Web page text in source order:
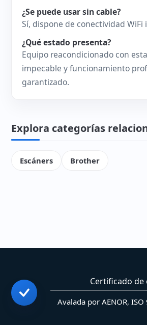
¿Se puede usar sin cable?
Sí, dispone de conectividad WiFi
¿Qué estado presenta?
Equipo reacondicionado con
impecable y funcionamiento
garantizado.
Explora categorías
Escáners Brother
Certificado de
Avalada por AENOR,